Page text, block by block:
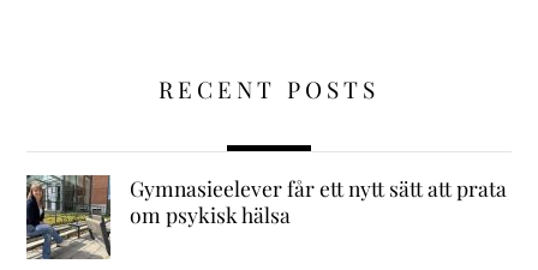
RECENT POSTS
Gymnasieelever får ett nytt sätt att prata
om psykisk hälsa